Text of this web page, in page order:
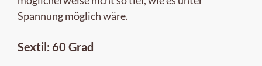
Spannung möglich wäre.
Sextil: 60 Grad